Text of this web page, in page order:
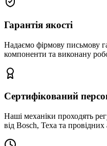
Гарантія якості
Надаємо фірмову письмову
компоненти та виконану
Сертифікований
Наші механіки проходять
від Bosch, Texa та